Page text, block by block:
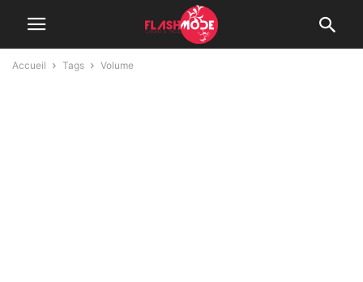
Accueil Tags Volume